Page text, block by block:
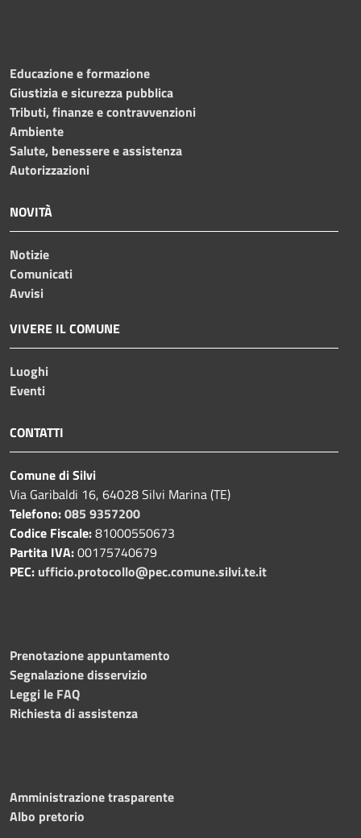
Educazione e formazione
Giustizia e sicurezza pubblica
Tributi, finanze e contravvenzioni
Ambiente
Salute, benessere e assistenza
Autorizzazioni
NOVITÀ
Notizie
Comunicati
Avvisi
VIVERE IL COMUNE
Luoghi
Eventi
CONTATTI
Comune di Silvi
Via Garibaldi 16, 64028 Silvi Marina (TE)
Telefono:085 9357200
Codice Fiscale:81000550673
Partita IVA:00175740679
PEC: ufficio.protocollo@pec.comune.silvi.te.it
Prenotazione appuntamento
Segnalazione disservizio
Leggi le FAQ
Richiesta di assistenza
Amministrazione trasparente
Albo pretorio